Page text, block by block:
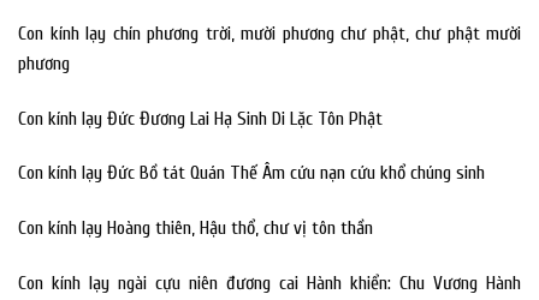
Con kính lạy chín phương trời, mười phương chư phật, chư phật mười
phương
Con kính lạy Đức Đương Lai Hạ Sinh Di Lặc Tôn Phật
Con kính lạy Đức Bồ tát Quán Thế Âm cứu nạn cứu khổ chúng sinh
Con kính lạy Hoàng thiên, Hậu thổ, chư vị tôn thần
Con kính lạy ngài cựu niên đương cai Hành khiển: Chu Vương Hành